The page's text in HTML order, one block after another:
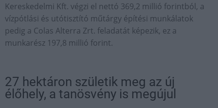
Kereskedelmi Kft. végzi el nettó 369,2 millió forintból, a
vízpótlási és utótisztító műtárgy építési munkálatok
pedig a Colas Alterra Zrt. feladatát képezik, ez a
munkarész 197,8 millió forint.
27 hektáron születik meg az új
élőhely, a tanösvény is megújul